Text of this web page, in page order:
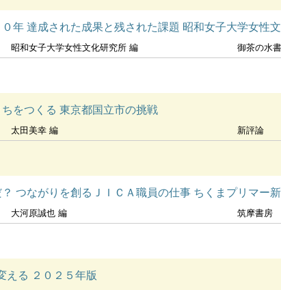
年 達成された成果と残された課題 昭和女子大学女性
昭和女子大学女性文化研究所 編 御茶の水
をつくる 東京都国立市の挑戦
太田美幸 編 新評論
つながりを創るＪＩＣＡ職員の仕事 ちくまプリマー
大河原誠也 編 筑摩書房
える ２０２５年版